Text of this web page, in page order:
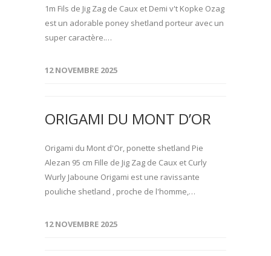
1m Fils de Jig Zag de Caux et Demi v't Kopke Ozag
est un adorable poney shetland porteur avec un
super caractère.…
12 NOVEMBRE 2025
ORIGAMI DU MONT D’OR
Origami du Mont d'Or, ponette shetland Pie
Alezan 95 cm Fille de Jig Zag de Caux et Curly
Wurly Jaboune Origami est une ravissante
pouliche shetland , proche de l'homme,…
12 NOVEMBRE 2025